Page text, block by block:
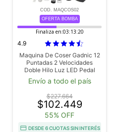
COD. MAQCOS02
OFERTA BOMBA
Finaliza en:03:13:18
4.9
Maquina De Coser Gadnic 12
Puntadas 2 Velocidades
Doble Hilo Luz LED Pedal
Overlock 7.2W
Envío a todo el país
$227.664
$102.449
55% OFF
DESDE 6 CUOTAS SIN INTERÉS